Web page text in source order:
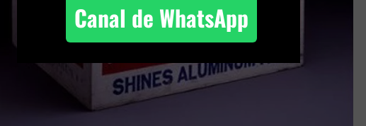
Canal de WhatsApp